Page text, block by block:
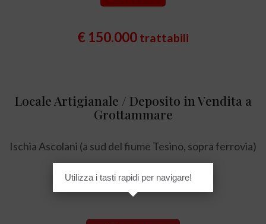
€ 150.000 trattabili
Locale Artigianale / Deposito in Vendita a
Grottammare
Ischia Ascolani (a sud del fiume Tesino, sopra ferrovia)
205 mq
Utilizza i tasti rapidi per navigare!